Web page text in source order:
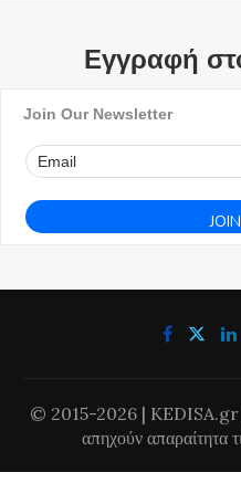
Εγγραφή
Join Our Newsletter
© 2015-2026 | KEDISA.gr |
απηχούν απαραίτητα